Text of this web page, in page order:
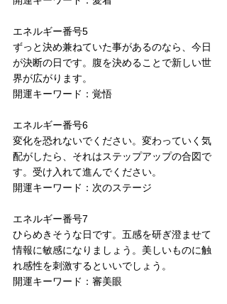
エネルギー番号5
ずっと決め兼ねていた事があるのなら、今日
が決断の日です。腹を決めることで新しい世
界が広がります。
開運キーワード：覚悟
エネルギー番号6
変化を恐れないでください。変わっていく気
配がしたら、それはステップアップの合図で
す。受け入れて進んでください。
開運キーワード：次のステージ
エネルギー番号7
ひらめきそうな日です。五感を研ぎ澄ませて
情報に敏感になりましょう。美しいものに触
れ感性を刺激するといいでしょう。
開運キーワード：審美眼